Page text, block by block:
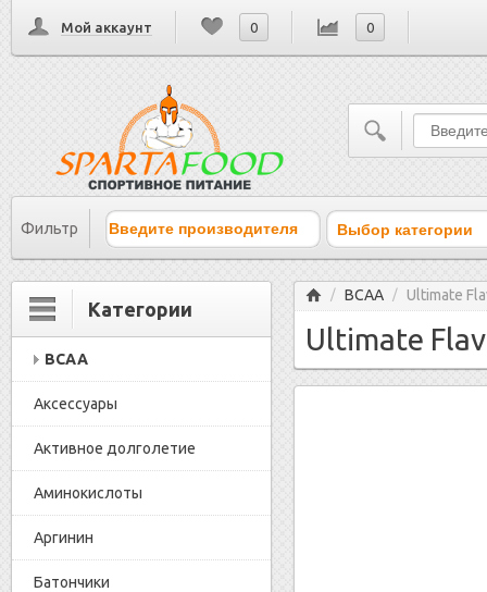
Мой аккаунт 0 0
Фильтр Выбор категории
Категории
BCAA
Аксессуары
Активное долголетие
Аминокислоты
Аргинин
Батончики
Главная
/ BCAA / Ultimate
Ultimate